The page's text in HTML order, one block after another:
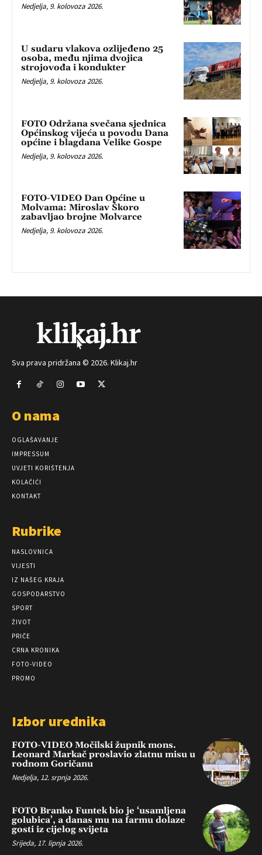
Nedjelja, 9. kolovoza 2026.
U sudaru vlakova ozlijeđeno 25
osoba, među njima dvojica
strojovođa i kondukter
Nedjelja, 9. kolovoza 2026.
FOTO Održana svečana sjednica
Općinskog vijeća u povodu Dana
općine i blagdana Velike Gospe
Nedjelja, 9. kolovoza 2026.
FOTO-VIDEO Dan Općine u
Molvama: Miroslav Škoro
zabavljao brojne Molvarce
Nedjelja, 9. kolovoza 2026.
Sva prava pridržana © 2026. Klikaj.hr
O nama
OGLAŠAVANJE
IMPRESSUM
UVJETI KORIŠTENJA
KOLAČIĆI
KONTAKT
Rubrike
NASLOVNICA
VIJESTI
IZ NAŠEG KRAJA
GOSPODARSTVO
SPORT
ŽIVOT
PRIČE
CRNA KRONIKA
FOTO-VIDEO
PROMO
Izbor urednika
FOTO-VIDEO Močilski župnik mons.
Leonard Markač proslavio zlatnu misu u
rodnom Goričanu
Nedjelja, 12. srpnja 2026.
FOTO Branko Funtek bio je ‘usamljena
golubica’, a danas mu na farmu dolaze
gosti iz cijelog svijeta
Srijeda, 17. lipnja 2026.